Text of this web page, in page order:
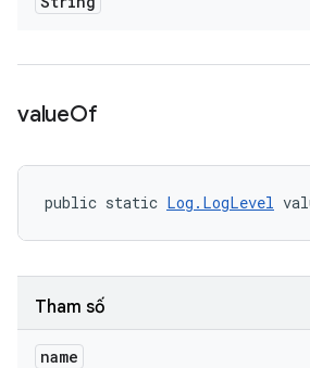
valueOf
public static Log.LogLevel
Tham số
name